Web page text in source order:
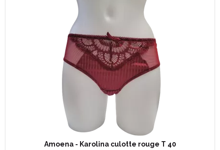
Amoena - Karolina culotte rouge T 40